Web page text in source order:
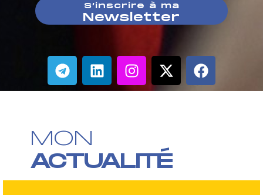
S’inscrire à ma
Newsletter
MON
ACTUALITÉ